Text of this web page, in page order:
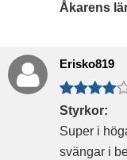
Åkarens
Erisko819
Styrkor:
Super i
svängar i